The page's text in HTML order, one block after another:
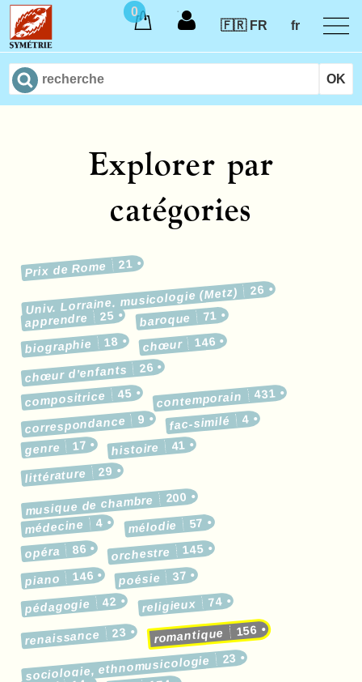
0
🇫🇷 FR
fr
Explorer par
catégories
Prix de Rome 21
Univ. Lorraine, musicologie (Metz) 26
apprendre 25 baroque 71
biographie 18 chœur 146
chœur d’enfants 26
compositrice 45 contemporain 431
correspondance 9 fac-similé 4
genre 17 histoire 41
littérature 29
musique de chambre 200
médecine 4 mélodie 57
opéra 86 orchestre 145
piano 146 poésie 37
pédagogie 42 religieux 74
renaissance 23 romantique 156
sociologie, ethnomusicologie 23